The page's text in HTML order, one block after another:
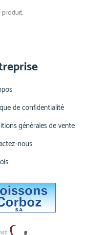
de confidentialité
générales de vente
nous